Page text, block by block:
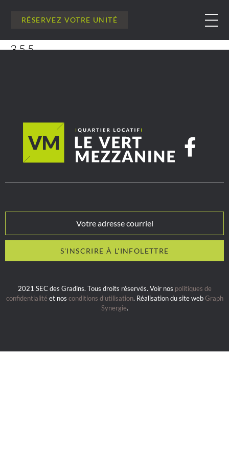
RÉSERVEZ VOTRE UNITÉ
355
2021 SEC des Gradins. Tous droits réservés. Voir nos politiques de
confidentialité et nos conditions d’utilisation. Réalisation du site webGraph
Synergie.